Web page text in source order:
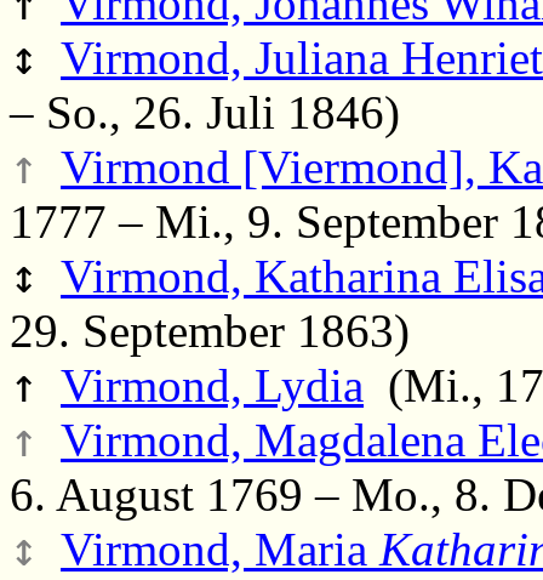
↕ Virmond, Juliana
– So., 26. Juli 1846)
↑ Virmond [Viermond],
1777 – Mi., 9. September
↕ Virmond, Katharina
29. September 1863)
↑ Virmond, Lydia (Mi.,
↑ Virmond, Magdalena
6. August 1769 – Mo., 8.
↕ Virmond, Maria